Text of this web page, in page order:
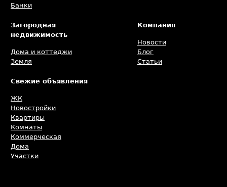
Банки
Загородная
недвижимость
Дома и коттеджи
Земля
Компания
Новости
Блог
Статьи
Свежие объявления
ЖК
Новостройки
Квартиры
Комнаты
Коммерческая
Дома
Участки